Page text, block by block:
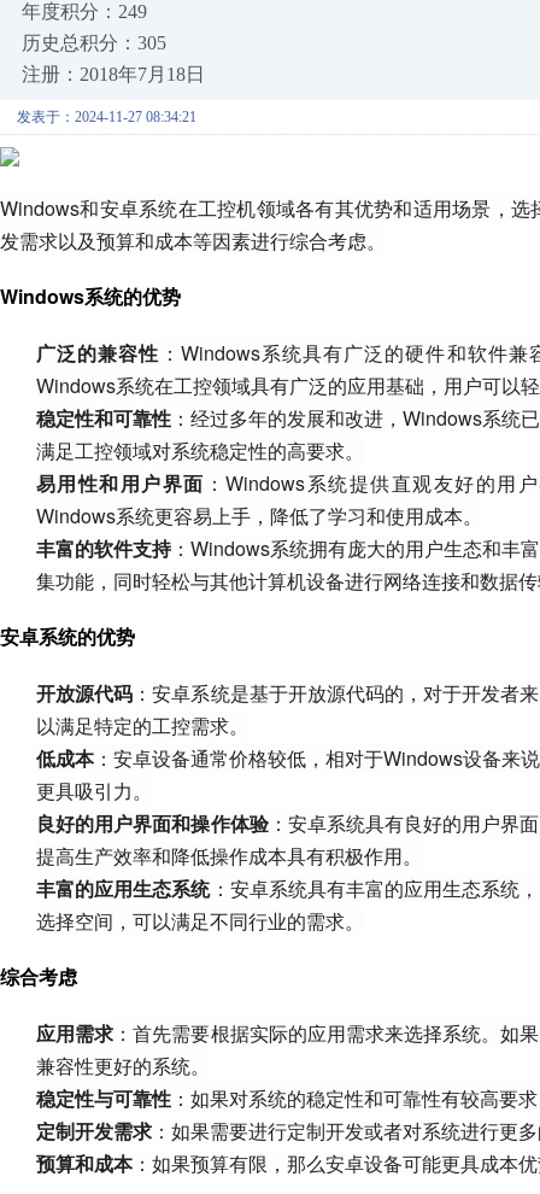
年度积分：249
历史总积分：305
注册：2018年7月18日
发表于：2024-11-27 08:34:21
Windows和安卓系统在工控机领域各有其优势和适用场景，
发需求以及预算和成本等因素进行综合考虑。
Windows系统的优势
广泛的兼容性 ：Windows系统具有广泛的硬件和软件
Windows系统在工控领域具有广泛的应用基础，用户可以
稳定性和可靠性 ：经过多年的发展和改进，Windows系统
满足工控领域对系统稳定性的高要求。
易用性和用户界面 ：Windows系统提供直观友好的用
Windows系统更容易上手，降低了学习和使用成本。
丰富的软件支持 ：Windows系统拥有庞大的用户生态和丰
集功能，同时轻松与其他计算机设备进行网络连接和数据
安卓系统的优势
开放源代码 ：安卓系统是基于开放源代码的，对于开发者
以满足特定的工控需求。
低成本 ：安卓设备通常价格较低，相对于Windows设备
更具吸引力。
良好的用户界面和操作体验：安卓系统具有良好的用户界
提高生产效率和降低操作成本具有积极作用。
丰富的应用生态系统：安卓系统具有丰富的应用生态系统
选择空间，可以满足不同行业的需求。
综合考虑
应用需求 ：首先需要根据实际的应用需求来选择系统。如
兼容性更好的系统。
稳定性与可靠性 ：如果对系统的稳定性和可靠性有较高要
定制开发需求 ：如果需要进行定制开发或者对系统进行更
预算和成本 ：如果预算有限，那么安卓设备可能更具成本